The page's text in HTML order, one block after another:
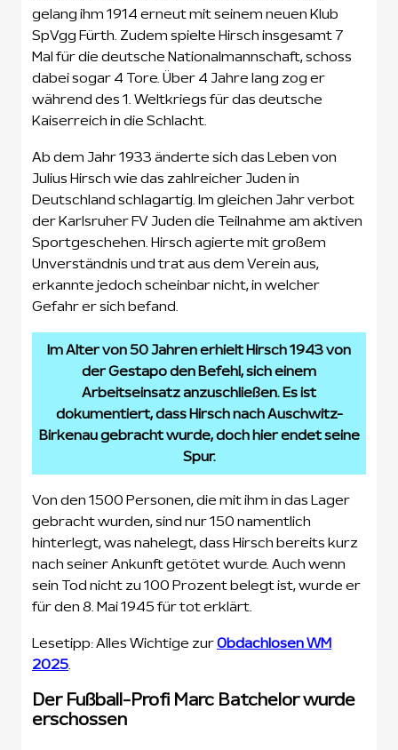
gelang ihm 1914 erneut mit seinem neuen Klub
SpVgg Fürth. Zudem spielte Hirsch insgesamt 7
Mal für die deutsche Nationalmannschaft, schoss
dabei sogar 4 Tore. Über 4 Jahre lang zog er
während des 1. Weltkriegs für das deutsche
Kaiserreich in die Schlacht.
Ab dem Jahr 1933 änderte sich das Leben von
Julius Hirsch wie das zahlreicher Juden in
Deutschland schlagartig. Im gleichen Jahr verbot
der Karlsruher FV Juden die Teilnahme am aktiven
Sportgeschehen. Hirsch agierte mit großem
Unverständnis und trat aus dem Verein aus,
erkannte jedoch scheinbar nicht, in welcher
Gefahr er sich befand.
Im Alter von 50 Jahren erhielt Hirsch 1943 von
der Gestapo den Befehl, sich einem
Arbeitseinsatz anzuschließen. Es ist
dokumentiert, dass Hirsch nach Auschwitz-
Birkenau gebracht wurde, doch hier endet seine
Spur.
Von den 1500 Personen, die mit ihm in das Lager
gebracht wurden, sind nur 150 namentlich
hinterlegt, was nahelegt, dass Hirsch bereits kurz
nach seiner Ankunft getötet wurde. Auch wenn
sein Tod nicht zu 100 Prozent belegt ist, wurde er
für den 8. Mai 1945 für tot erklärt.
Lesetipp: Alles Wichtige zurObdachlosen WM
2025
Der Fußball-Profi Marc Batchelor wurde
erschossen